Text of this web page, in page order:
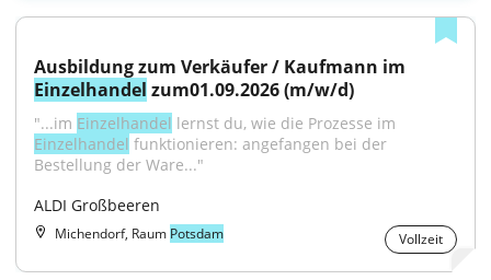
Einzelhandel zum01.09.2026 (m/w/d)
"...im Einzelhandel
Einzelhandel funktionieren: angefangen bei der
Bestellung der Ware..."
ALDI Großbeeren
Michendorf, Raum Potsdam Vollzeit